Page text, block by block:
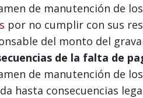
de manutención de
por no cumplir con sus
del monto del
de la falta de
de manutención de
hasta consecuencias